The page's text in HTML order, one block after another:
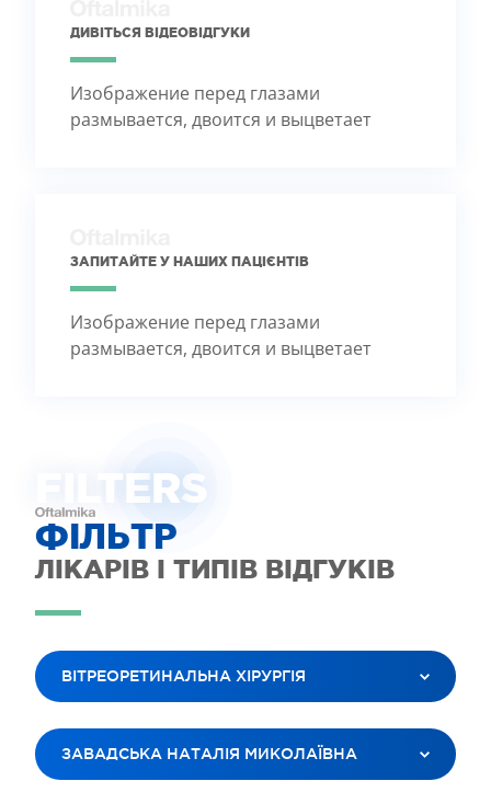
ДИВІТЬСЯ ВІДЕОВІДГУКИ
Изображение перед глазами
размывается, двоится и выцветает
ЗАПИТАЙТЕ У НАШИХ ПАЦІЄНТІВ
Изображение перед глазами
размывается, двоится и выцветает
FILTERS
ФІЛЬТР
ЛІКАРІВ І ТИПІВ ВІДГУКІВ
ВІТРЕОРЕТИНАЛЬНА ХІРУРГІЯ
ВСІ ПОСЛУГИ
ЛАЗЕРНА КОРЕКЦІЯ ЗОРУ
ЗАВАДСЬКА НАТАЛІЯ МИКОЛАЇВНА